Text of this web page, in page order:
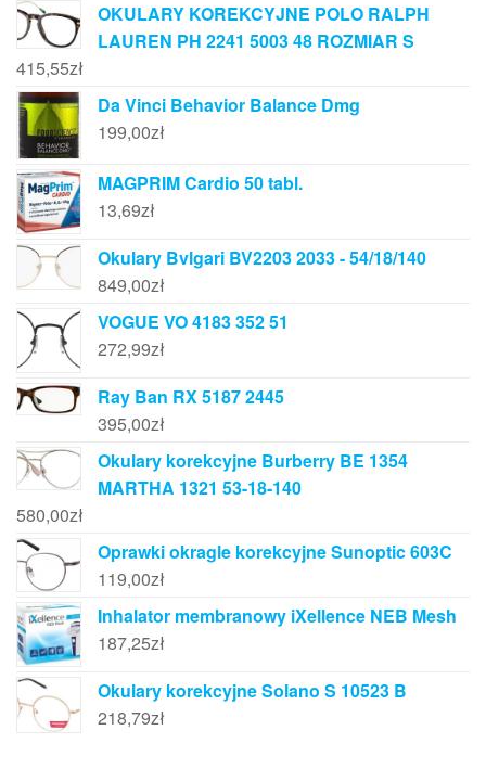
OKULARY KOREKCYJNE POLO RALPH
LAUREN PH 2241 5003 48 ROZMIAR S
415,55zł
Da Vinci Behavior Balance Dmg
199,00zł
MAGPRIM Cardio 50 tabl.
13,69zł
Okulary Bvlgari BV2203 2033 - 54/18/140
849,00zł
VOGUE VO 4183 352 51
272,99zł
Ray Ban RX 5187 2445
395,00zł
Okulary korekcyjne Burberry BE 1354
MARTHA 1321 53-18-140
580,00zł
Oprawki okragle korekcyjne Sunoptic 603C
119,00zł
Inhalator membranowy iXellence NEB Mesh
187,25zł
Okulary korekcyjne Solano S 10523 B
218,79zł